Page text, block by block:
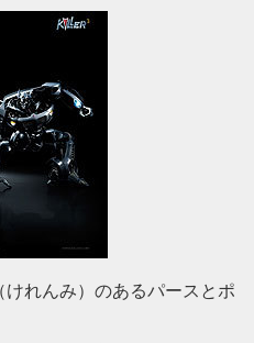
れんみ）のあるパースとポ